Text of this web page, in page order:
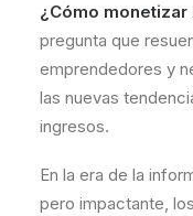
¿Cómo
pregunta que
emprendedores y
las nuevas
ingresos.
En la era de la
pero impactante,